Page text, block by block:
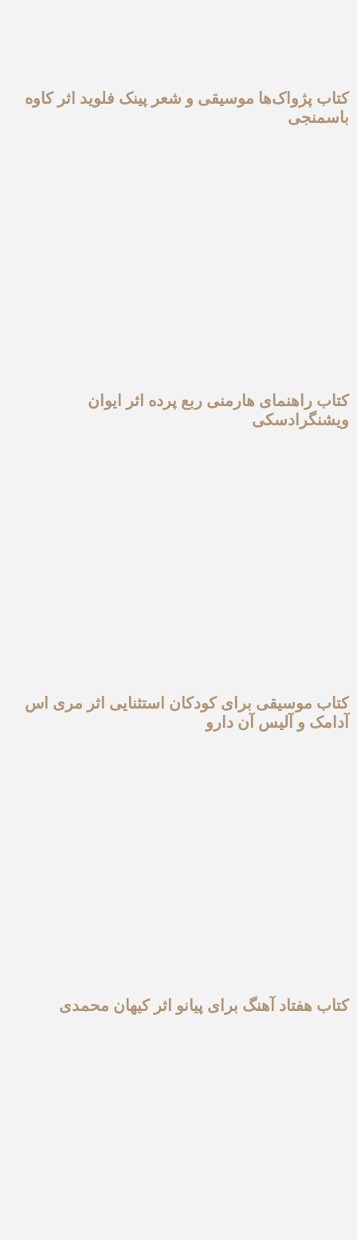
کتاب پژواک‌ها موسیقی و شعر پینک فلوید اثر کاوه
باسمنجی
کتاب راهنمای هارمنی ربع پرده اثر ایوان
ویشنگرادسکی
کتاب موسیقی برای کودکان استثنایی اثر مری اس
آدامک و آلیس آن دارو
کتاب هفتاد آهنگ برای پیانو اثر کیهان محمدی